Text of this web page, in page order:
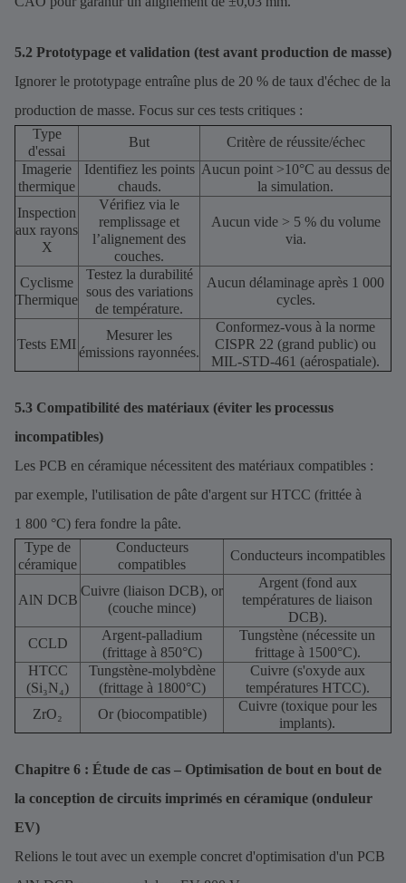
5.2 Prototypage et validation (test avant production de masse)
Ignorer le prototypage entraîne plus de 20 % de taux d'échec de la
production de masse. Focus sur ces tests critiques :
Type
d'essai
But
Critère de réussite/échec
Imagerie
thermique
Identifiez les points
chauds.
Aucun point >10°C au dessus de
la simulation.
Inspection
aux rayons
X
Vérifiez via le
remplissage et
l’alignement des
couches.
Aucun vide > 5 % du volume
via.
Cyclisme
Thermique
Testez la durabilité
sous des variations
de température.
Aucun délaminage après 1 000
cycles.
Tests EMI
Mesurer les
émissions rayonnées.
Conformez-vous à la norme
CISPR 22 (grand public) ou
MIL-STD-461 (aérospatiale).
5.3 Compatibilité des matériaux (éviter les processus
incompatibles)
Les PCB en céramique nécessitent des matériaux compatibles :
par exemple, l'utilisation de pâte d'argent sur HTCC (frittée à
1 800 °C) fera fondre la pâte.
Type de
céramique
Conducteurs
compatibles
Conducteurs incompatibles
AlN DCB
Cuivre (liaison DCB), or
(couche mince)
Argent (fond aux
températures de liaison
DCB).
CCLD
Argent-palladium
(frittage à 850°C)
Tungstène (nécessite un
frittage à 1500°C).
HTCC
(Si₃N₄)
Tungstène-molybdène
(frittage à 1800°C)
Cuivre (s'oxyde aux
températures HTCC).
ZrO₂
Or (biocompatible)
Cuivre (toxique pour les
implants).
Chapitre 6 : Étude de cas – Optimisation de bout en bout de
la conception de circuits imprimés en céramique (onduleur
EV)
Relions le tout avec un exemple concret d'optimisation d'un PCB